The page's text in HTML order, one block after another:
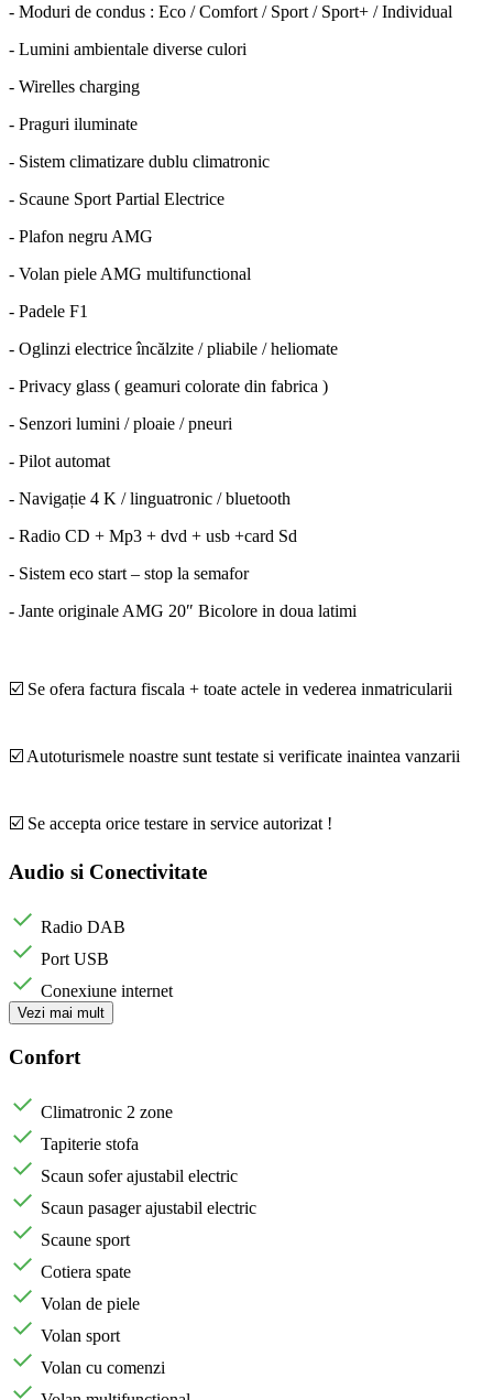
- Moduri de condus : Eco / Comfort / Sport / Sport+ / Individual
- Lumini ambientale diverse culori
- Wirelles charging
- Praguri iluminate
- Sistem climatizare dublu climatronic
- Scaune Sport Partial Electrice
- Plafon negru AMG
- Volan piele AMG multifunctional
- Padele F1
- Oglinzi electrice încălzite / pliabile / heliomate
- Privacy glass ( geamuri colorate din fabrica )
- Senzori lumini / ploaie / pneuri
- Pilot automat
- Navigație 4 K / linguatronic / bluetooth
- Radio CD + Mp3 + dvd + usb +card Sd
- Sistem eco start – stop la semafor
- Jante originale AMG 20″ Bicolore in doua latimi
☑️ Se ofera factura fiscala + toate actele in vederea inmatricularii
☑️ Autoturismele noastre sunt testate si verificate inaintea vanzarii
☑️ Se accepta orice testare in service autorizat !
Audio si Conectivitate
Radio DAB
Port USB
Conexiune internet
Vezi mai mult
Confort
Climatronic 2 zone
Tapiterie stofa
Scaun sofer ajustabil electric
Scaun pasager ajustabil electric
Scaune sport
Cotiera spate
Volan de piele
Volan sport
Volan cu comenzi